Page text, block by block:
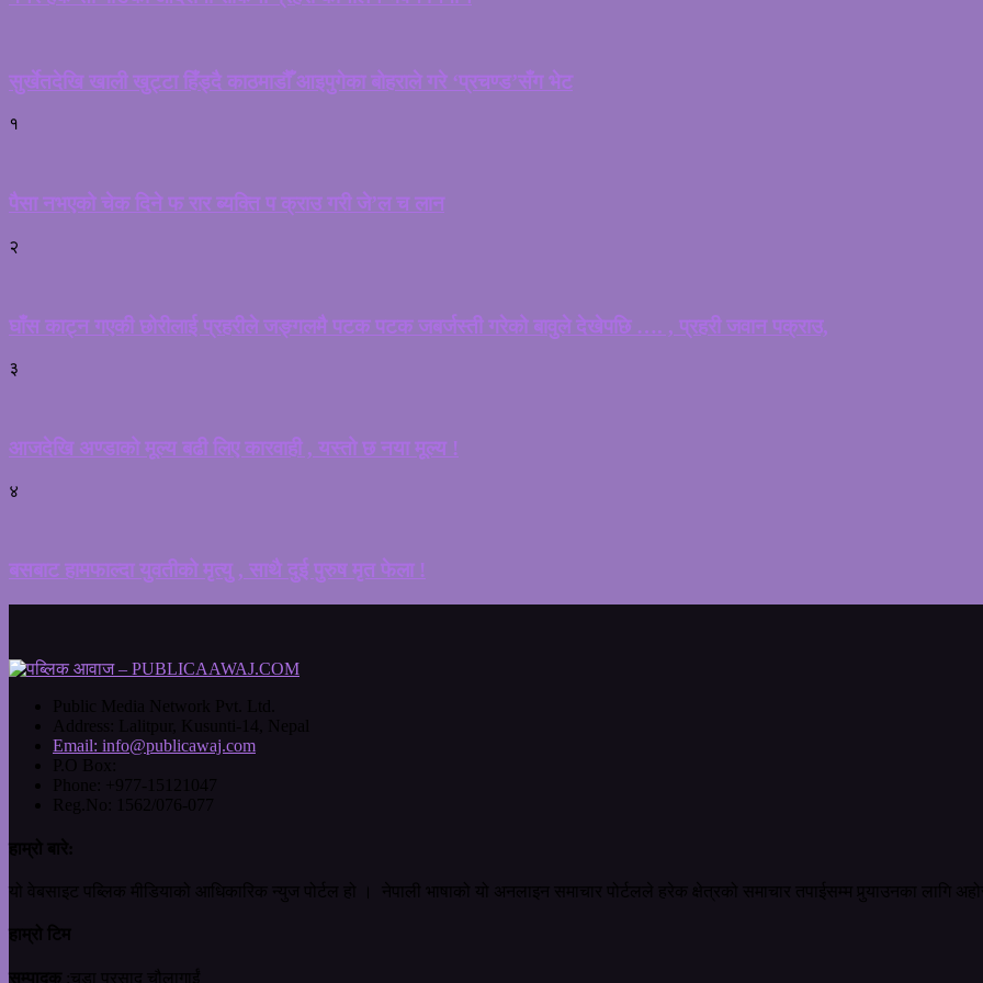
सुर्खेतदेखि खाली खुट्टा हिँड्दै काठमाडौँ आइपुगेका बोहराले गरे ‘प्रचण्ड’सँग भेट
१
पैसा नभएको चेक दिने फ रार ब्यक्ति प क्राउ गरी जे’ल च लान
२
घाँस काट्न गएकी छोरीलाई प्रहरीले जङ्गलमै पटक पटक जबर्जस्ती गरेको बावुले देखेपछि …. , प्रहरी जवान पक्राउ,
३
आजदेखि अण्डाको मूल्य बढी लिए कारवाही , यस्तो छ नया मूल्य !
४
बसबाट हामफाल्दा युवतीको मृत्यु , साथै दुई पुरुष मृत फेला !
Email: info@publicawaj.com